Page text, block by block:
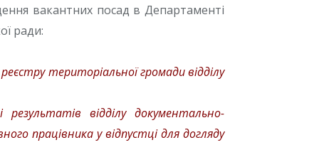
вакантних посад в Департаменті
ради:
територіальної громади відділу
відділу документально-
працівника у відпустці для догляду